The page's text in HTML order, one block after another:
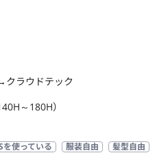
クラウドテック
～180H）
を使っている 服装自由
髪型自由